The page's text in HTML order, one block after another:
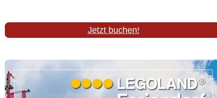
Jetzt buchen!